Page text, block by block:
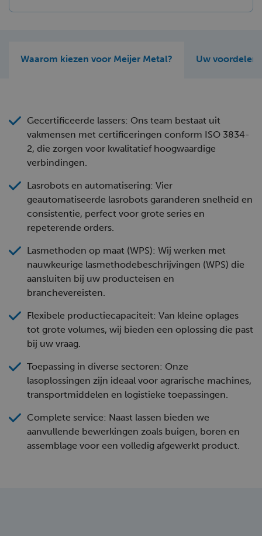
Waarom kiezen voor Meijer Metal? Uw voordelen
Gecertificeerde lassers: Ons team bestaat uit
vakmensen met certificeringen conform ISO 3834-
2, die zorgen voor kwalitatief hoogwaardige
verbindingen.
Lasrobots en automatisering: Vier
geautomatiseerde lasrobots garanderen snelheid en
consistentie, perfect voor grote series en
repeterende orders.
Lasmethoden op maat (WPS): Wij werken met
nauwkeurige lasmethodebeschrijvingen (WPS) die
aansluiten bij uw producteisen en
branchevereisten.
Flexibele productiecapaciteit: Van kleine oplages
tot grote volumes, wij bieden een oplossing die past
bij uw vraag.
Toepassing in diverse sectoren: Onze
lasoplossingen zijn ideaal voor agrarische machines,
transportmiddelen en logistieke toepassingen.
Complete service: Naast lassen bieden we
aanvullende bewerkingen zoals buigen, boren en
assemblage voor een volledig afgewerkt product.